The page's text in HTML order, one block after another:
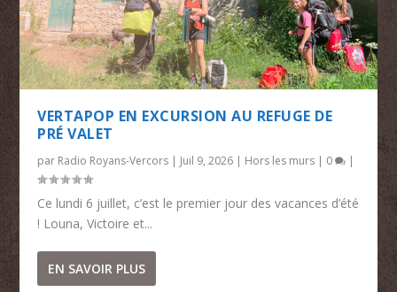
VERTAPOP EN EXCURSION AU REFUGE DE
PRÉ VALET
par Radio Royans-Vercors | Juil 9, 2026 | Hors les murs | 0 |
Ce lundi 6 juillet, c’est le premier jour des vacances d’été
! Louna, Victoire et...
EN SAVOIR PLUS